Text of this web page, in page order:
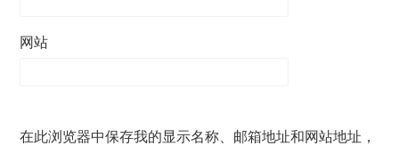
网站
在此浏览器中保存我的显示名称、邮箱地址和网站地址，